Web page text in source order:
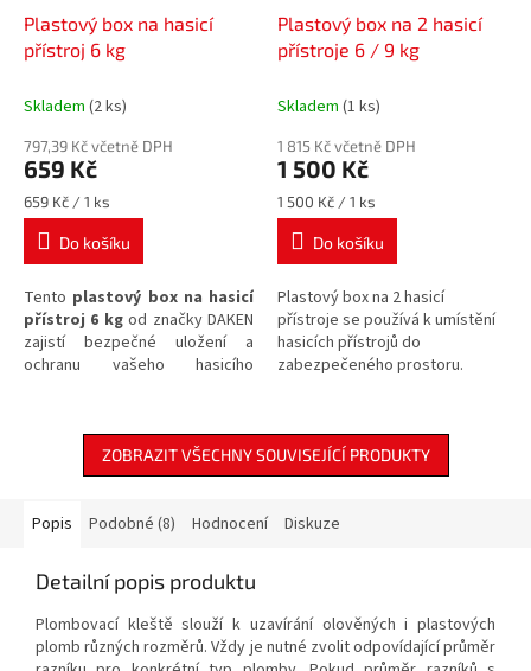
Plastový box na hasicí
přístroj 6 kg
Skladem (2 ks)
797,39 Kč včetně DPH
659 Kč
Měrná
cena:
659 Kč / 1 ks
Do košíku
Tento plastový box na hasicí
přístroj 6 kgod značky DAKEN
zajistí bezpečné uložení a
ochranu vašeho hasicího
navržena pro spolehlivé
umístění přístroje v
zabezpečených prostorách.
Plastový box na 2 hasicí
přístroje 6 / 9 kg
Skladem (1 ks)
1 815 Kč včetně DPH
1 500 Kč
Měrná
cena:
1 500 Kč / 1 ks
Do košíku
Plastový box na 2 hasicí
přístroje se používá k umístění
hasicích přístrojů do
zabezpečeného prostoru.
ZOBRAZIT VŠECHNY SOUVISEJÍCÍ PRODUKTY
Popis Podobné (8) Hodnocení Diskuze
Detailní popis produktu
Plombovací kleště slouží k uzavírání olověných i plastových
plomb různých rozměrů. Vždy je nutné zvolit odpovídající průměr